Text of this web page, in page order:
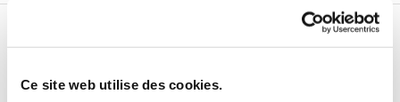
Ce site web utilise des cookies.
PUBLICATIONS PAR BARINFORMATIK
Aigle du Simplon